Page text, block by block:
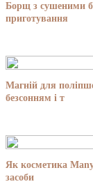
Борщ з сушеними
приготування
Магній для
безсонням і т
Як косметика
засоби